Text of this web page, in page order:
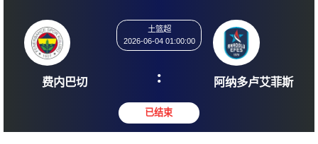
费内巴切
2026-06-04 01:00:00
: 阿纳多